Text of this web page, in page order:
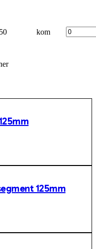
50 kom
125mm